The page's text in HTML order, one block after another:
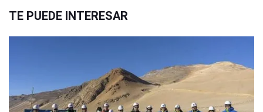
TE PUEDE INTERESAR